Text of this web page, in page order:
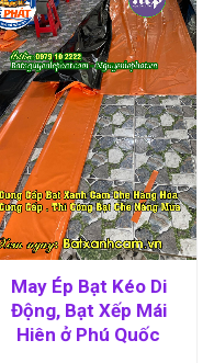
May Ép Bạt Kéo Di
Động, Bạt Xếp Mái
Hiên ở Phú Quốc